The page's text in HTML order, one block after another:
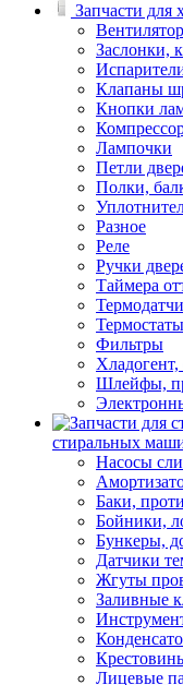
Запчасти для
Заслонки,
Клапаны
Кнопки
Лампочки
Петли
Полки,
Разное
Реле
Ручки
Таймера
Термостаты
Фильтры
Хладогент,
Шлейфы,
стиральных
Насосы
Баки,
Бойники,
Бункеры,
Датчики
Жгуты
Заливные
Лицевые